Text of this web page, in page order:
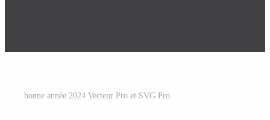
bonne année 2024 Vecteur Pro et SVG Pro